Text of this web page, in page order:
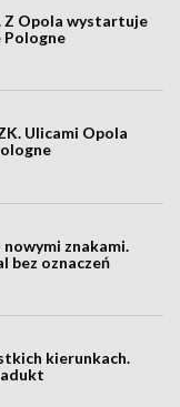
Z Opola wystartuje
Pologne
Ulicami Opola
znakami.
bez oznaczeń
kierunkach.